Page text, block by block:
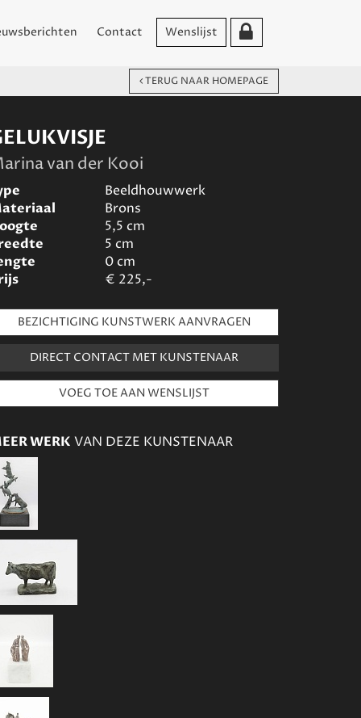
Contact Wenslijst
TERUG NAAR HOMEPAGE
van der Kooi
Beeldhouwwerk
Brons
5,5 cm
5 cm
0cm
€ 225,-
BEZICHTIGING KUNSTWERK AANVRAGEN
DIRECT CONTACT MET KUNSTENAAR
WERK VAN DEZE KUNSTENAAR